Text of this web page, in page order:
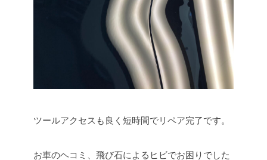
ツールアクセスも良く短時間でリペア完了です。
お車のヘコミ、飛び石によるヒビでお困りでした